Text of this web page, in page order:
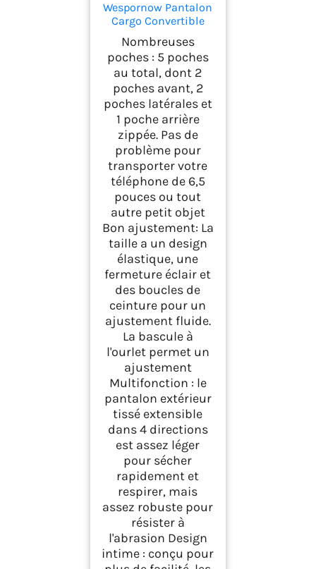
Wespornow Pantalon
Cargo Convertible
pour Homme à
séchage Rapide léger
et Respirant avec
Fermeture éclair pour
randonnée,
l'extérieur, la pêche,
Le Safari (XL, Kaki)
Nombreuses
poches : 5 poches
au total, dont 2
poches avant, 2
poches latérales et
1 poche arrière
zippée. Pas de
problème pour
transporter votre
téléphone de 6,5
pouces ou tout
autre petit objet
Bon ajustement: La
taille a un design
élastique, une
fermeture éclair et
des boucles de
ceinture pour un
ajustement fluide.
La bascule à
l'ourlet permet un
ajustement
Multifonction : le
pantalon extérieur
tissé extensible
dans 4 directions
est assez léger
pour sécher
rapidement et
respirer, mais
assez robuste pour
résister à
l'abrasion Design
intime : conçu pour